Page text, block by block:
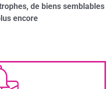
de biens semblables
encore